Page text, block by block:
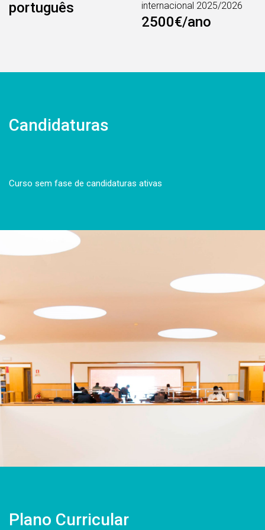
português internacional 2025/2026
2500€/ano
Candidaturas
Curso sem fase de candidaturas ativas
Plano Curricular